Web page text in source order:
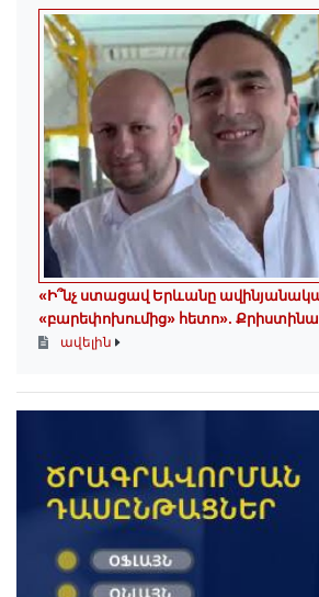
«Ի՞նչ ստացավ Երևանը
«բարեփոխումից» հետո»․
ավելին